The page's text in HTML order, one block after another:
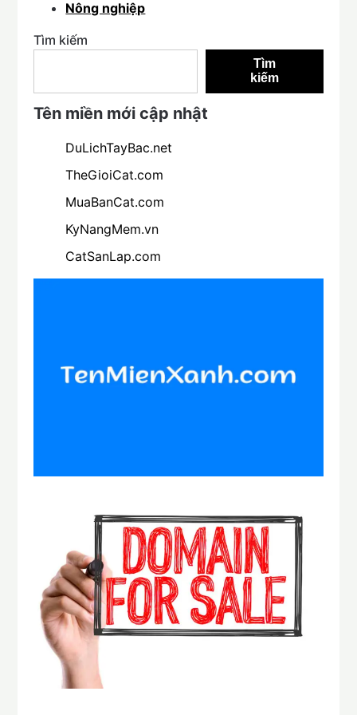
Nông nghiệp
Tìm kiếm
Tìm
kiếm
Tên miền mới cập nhật
DuLichTayBac.net
TheGioiCat.com
MuaBanCat.com
KyNangMem.vn
CatSanLap.com